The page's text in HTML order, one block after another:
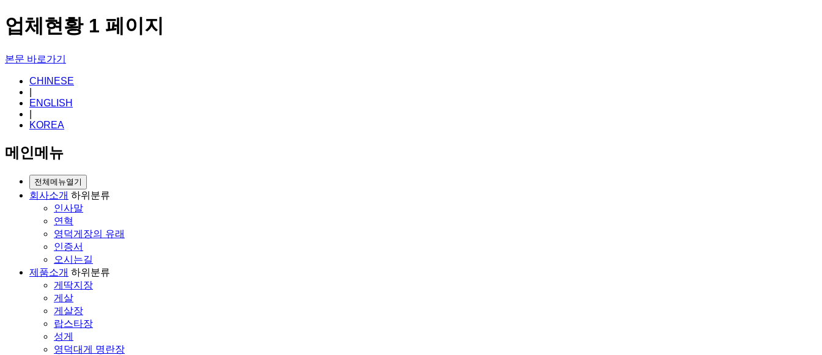
업체현황 1 페이지
본문 바로가기
CHINESE
ENGLISH
KOREA
메인메뉴
전체메뉴열기
회사소개 하위분류
인사말
연혁
영덕게장의 유래
인증서
오시는길
제품소개 하위분류
게딱지장
게살
게살장
랍스타장
성게
영덕대게 명란장